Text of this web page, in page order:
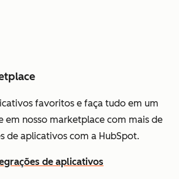
favoritos e faça tudo em um
em nosso marketplace com mais de
de aplicativos com a HubSpot.
de aplicativos